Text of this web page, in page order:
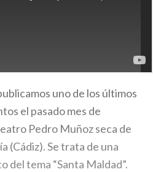
uno de los últimos
el pasado mes de
Pedro Muñoz seca de
(Cádiz). Se trata de una
del tema “Santa Maldad”.